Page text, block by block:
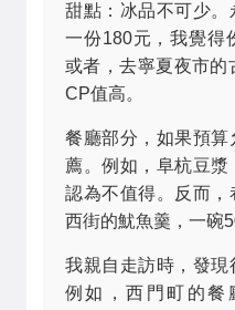
甜點：冰品不可少。
一份180元，我覺得
或者，去寧夏夜市的
CP值高。
餐廳部分，如果預
薦。例如，阜杭豆
認為不值得。反而
西街的魷魚羹，一碗
我親自走訪時，發現
例如，西門町的餐